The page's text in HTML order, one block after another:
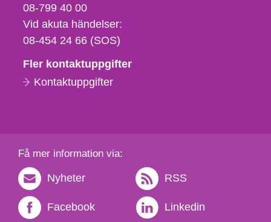
fax
och
e-
08-799 40 00
Vid akuta händelser:
08-454 24 66 (SOS)
Fler kontaktuppgifter
Kontaktuppgifter
Få mer information via:
Nyheter RSS
Facebook Linkedin